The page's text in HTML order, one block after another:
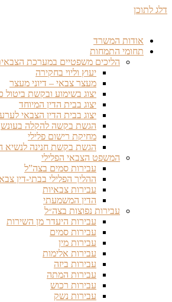
דלג לתוכן
אודות המשרד
תחומי התמחות
הליכים משפטיים במערכת
יעוץ וליוי בחקירה
מעצר צבאי – דיוני מעצר
יצוג בשימוע ובקשת ביטול
יצוג בבית הדין המיוחד
יצוג בבית הדין הצבאי
הגשת בקשה להקלה בעונש
מחיקת רישום פלילי
הגשת בקשת חנינה לנשיא
המשפט הצבאי הפלילי
עבירות סמים בצה”ל
ההליך הפלילי בבתי-דין
עבירות צבאיות
הדין המשמעתי
עבירות נפוצות בצה״ל
עבירות היעדר מן השירות
עבירות סמים
עבירות מין
עבירות אלימות
עבירות ביזה
עבירות המתה
עבירות רכוש
עבירות נשק